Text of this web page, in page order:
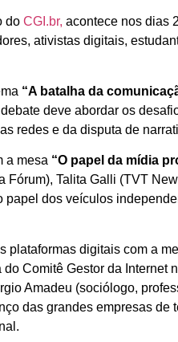
do CGI.br, acontece nos dias
ativistas digitais,
“A batalha da
deve abordar os
redes e da disputa de
a mesa “O papel da mídia
Talita Galli (TVT
dos veículos
plataformas digitais com a
Comitê Gestor da Internet
Amadeu (sociólogo,
das grandes empresas de